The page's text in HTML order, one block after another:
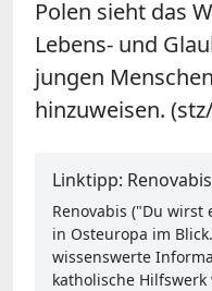
Polen sieht das
Lebens- und
jungen
hinzuweisen.
Linktipp: Renovabis
Renovabis ("Du
in Osteuropa im
wissenswerte
katholische Hilfswerk